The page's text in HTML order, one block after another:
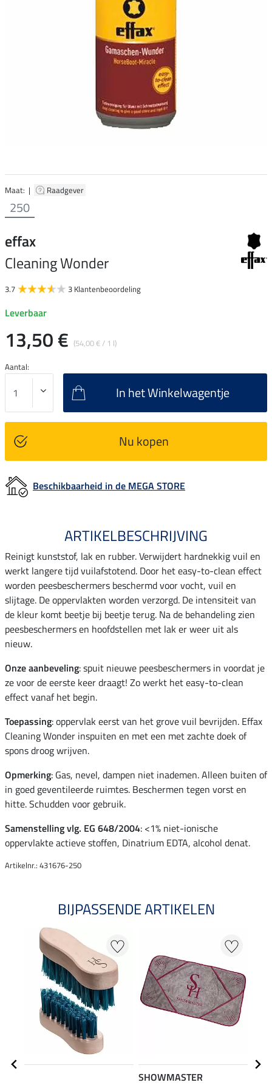
Maat: | Raadgever
250
effax
Cleaning Wonder
3.7 3 Klantenbeoordeling
Leverbaar
13,50 € (54,00 € / 1 l)
Aantal:
In het Winkelwagentje
Nu kopen
Beschikbaarheid in de MEGA STORE
ARTIKELBESCHRIJVING
Reinigt kunststof, lak en rubber. Verwijdert hardnekkig vuil en
werkt langere tijd vuilafstotend. Door het easy-to-clean effect
worden peesbeschermers beschermd voor vocht, vuil en
slijtage. De oppervlakten worden verzorgd. De intensiteit van
de kleur komt beetje bij beetje terug. Na de behandeling zien
peesbeschermers en hoofdstellen met lak er weer uit als
nieuw.
Onze aanbeveling: spuit nieuwe peesbeschermers in voordat je
ze voor de eerste keer draagt! Zo werkt het easy-to-clean
effect vanaf het begin.
Toepassing: oppervlak eerst van het grove vuil bevrijden. Effax
Cleaning Wonder inspuiten en met een met zachte doek of
spons droog wrijven.
Opmerking: Gas, nevel, dampen niet inademen. Alleen buiten of
in goed geventileerde ruimtes. Beschermen tegen vorst en
hitte. Schudden voor gebruik.
Samenstelling vlg. EG 648/2004: <1% niet-ionische
oppervlakte actieve stoffen, Dinatrium EDTA, alcohol denat.
Artikelnr.: 431676-250
BIJPASSENDE ARTIKELEN
SHOWMASTER